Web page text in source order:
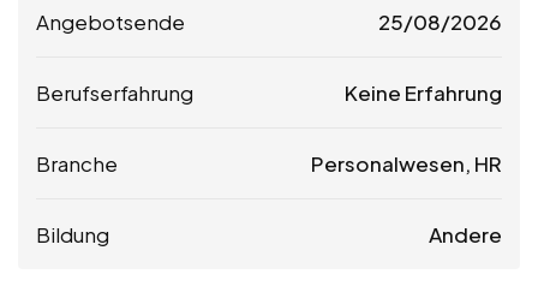
Angebotsende 25/08/2026
Berufserfahrung Keine Erfahrung
Branche Personalwesen, HR
Bildung Andere